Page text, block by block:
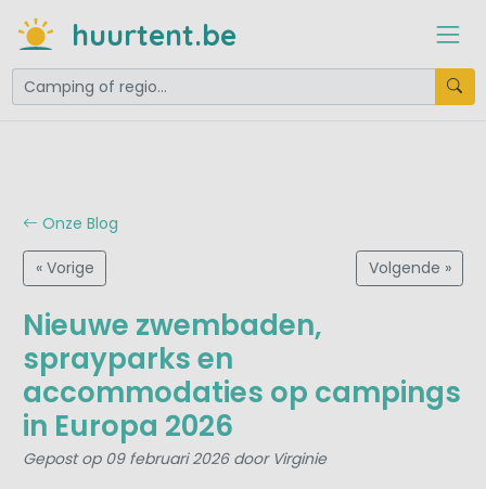
huurtent.be
Onze Blog
« Vorige Volgende »
Nieuwe zwembaden,
sprayparks en
accommodaties op campings
in Europa 2026
Gepost op 09 februari 2026 door Virginie